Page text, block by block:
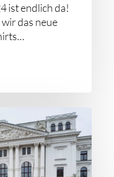
ist endlich da!
das neue